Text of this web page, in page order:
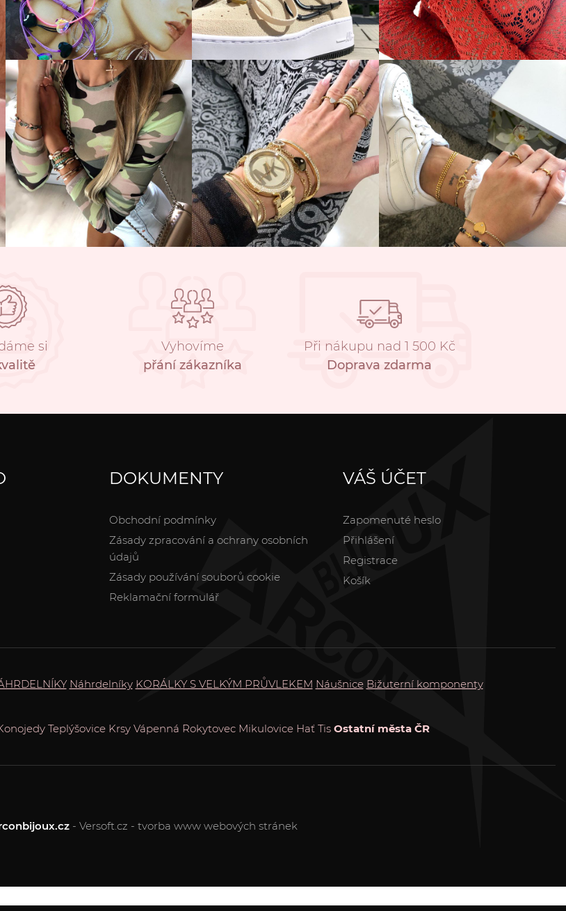
si
Vyhovíme
přání zákazníka
Při nákupu nad 1 500 Kč
Doprava zdarma
DOKUMENTY
Obchodní podmínky
Zásady zpracování a ochrany osobních
údajů
Zásady používání souborů cookie
Reklamační formulář
VÁŠ ÚČET
Zapomenuté heslo
Přihlášení
Registrace
Košík
Náhrdelníky KORÁLKY S VELKÝM PRŮVLEKEM Náušnice Bižuterní komponenty
Teplýšovice Krsy Vápenná Rokytovec Mikulovice Hať Tis Ostatní města ČR
- Versoft.cz - tvorba www webových stránek